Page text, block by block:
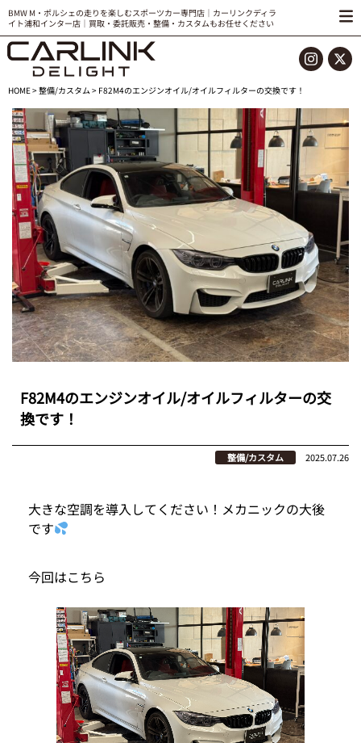
BMW M・ポルシェの走りを楽しむスポーツカー専門店｜カーリンクディラ
イト浦和インター店｜買取・委託販売・整備・カスタムもお任せください
HOME>整備/カスタム> F82M4のエンジンオイル/オイルフィルターの交換です！
F82M4のエンジンオイル/オイルフィルターの交
換です！
整備/カスタム 2025.07.26
大きな空調を導入してください！メカニックの大後
です
今回はこちら